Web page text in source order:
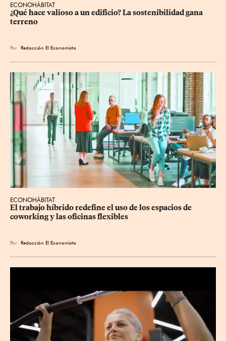
ECONOHÁBITAT
¿Qué hace valioso a un edificio? La sostenibilidad gana
terreno
Por Redacción El Economista
ECONOHÁBITAT
El trabajo híbrido redefine el uso de los espacios de
coworking y las oficinas flexibles
Por Redacción El Economista